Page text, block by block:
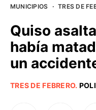
BUENOS AIRES
MUNICIPIOS · TRES DE
Quiso
había
un
TRES DE FEBRERO.